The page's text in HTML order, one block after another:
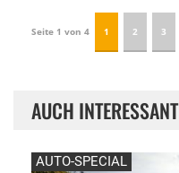
Seite 1 von 4 1 2 3
AUCH INTERESSANT
AUTO-SPECIAL